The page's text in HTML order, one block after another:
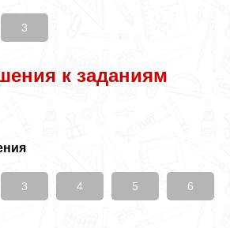
3
к заданиям
3 4 5 6